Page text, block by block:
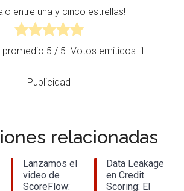
entre una y cinco estrellas!
promedio 5 / 5. Votos emitidos: 1
Publicidad
relacionadas
Lanzamos el
video de
ScoreFlow:
Data Leakage
en Credit
Scoring: El